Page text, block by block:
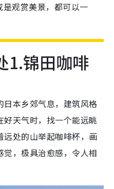
观赏美景，都可以一
1.锦田咖啡
本乡郊气息，建筑风格
天气时，找一个能远眺
处的山举起咖啡杯，画
，极具治愈感，令人相